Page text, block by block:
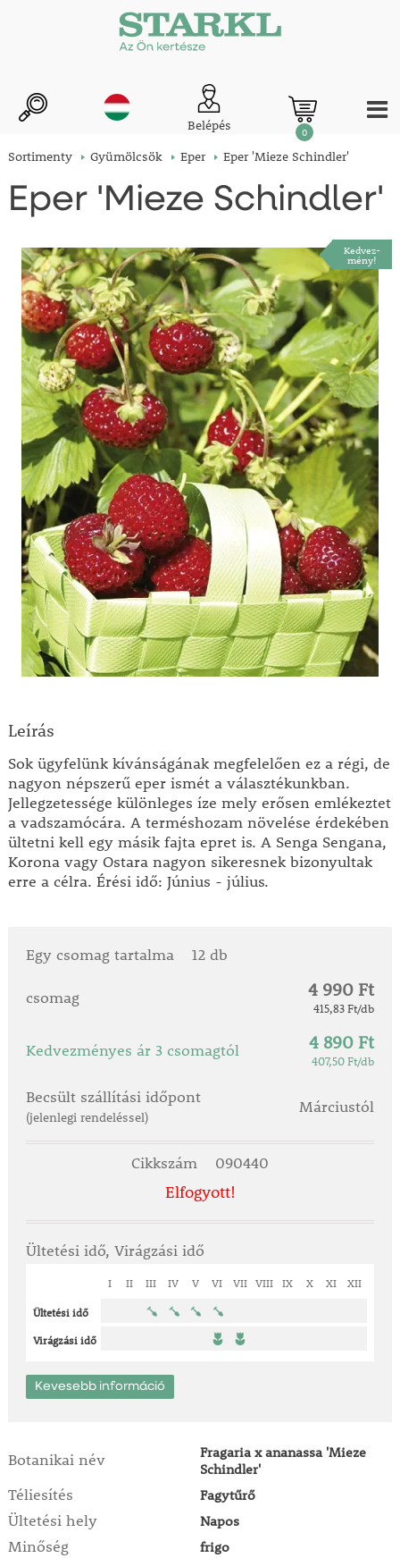
Belépés 0
Sortimenty Gyümölcsök Eper Eper 'Mieze Schindler'
Eper 'Mieze Schindler'
Kedvez-
mény!
Leírás
Sok ügyfelünk kívánságának megfelelően ez a régi, de
nagyon népszerű eper ismét a választékunkban.
Jellegzetessége különleges íze mely erősen emlékeztet
a vadszamócára. A terméshozam növelése érdekében
ültetni kell egy másik fajta epret is. A Senga Sengana,
Korona vagy Ostara nagyon sikeresnek bizonyultak
erre a célra. Érési idő: Június - július.
Egy csomag tartalma 12 db
csomag 4 990 Ft
415,83 Ft/db
Kedvezményes ár 3 csomagtól 4 890 Ft
407,50 Ft/db
Becsült szállítási időpont
(jelenlegi rendeléssel)
Márciustól
Cikkszám 090440
Elfogyott!
Ültetési idő, Virágzási idő
I II III IV V VI VII VIII IX X XI XII
Ültetési idő
Virágzási idő
Kevesebb információ
Botanikai név
Fragaria x ananassa 'Mieze
Schindler'
Téliesítés Fagytűrő
Ültetési hely Napos
Minőség frigo